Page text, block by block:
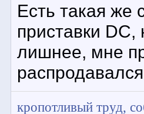
Есть такая же
приставки DC,
лишнее, мне
кропотливый труд,